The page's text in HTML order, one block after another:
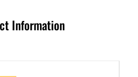
Information